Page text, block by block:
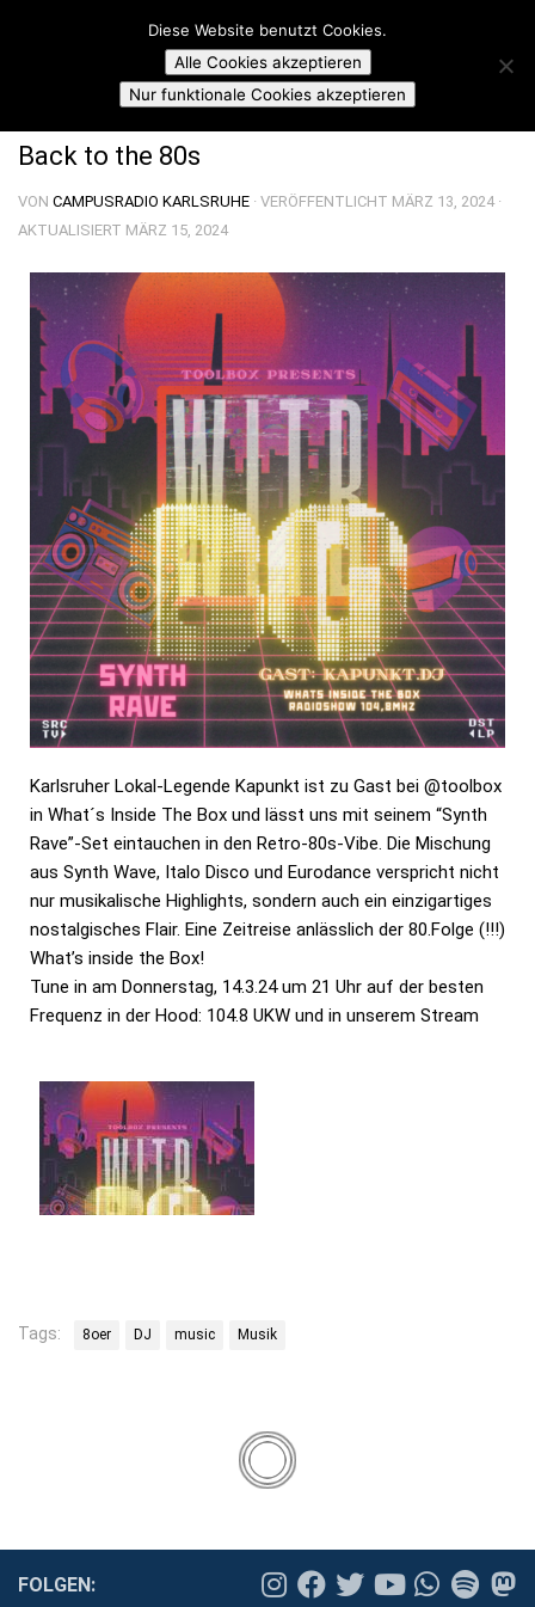
Skip to content
Campusradio Karlsruhe
TOOLBOX: WHAT'S INSIDE THE BOX
Back to the 80s
VON CAMPUSRADIO KARLSRUHE · VERÖFFENTLICHT MÄRZ 13, 2024·
AKTUALISIERT MÄRZ 15, 2024
Karlsruher Lokal-Legende Kapunkt ist zu Gast bei @toolbox
in What´s Inside The Box und lässt uns mit seinem “Synth
Rave”-Set eintauchen in den Retro-80s-Vibe. Die Mischung
aus Synth Wave, Italo Disco und Eurodance verspricht nicht
nur musikalische Highlights, sondern auch ein einzigartiges
nostalgisches Flair. Eine Zeitreise anlässlich der 80.Folge (!!!)
What’s inside the Box!
Tune in am Donnerstag, 14.3.24 um 21 Uhr auf der besten
Frequenz in der Hood: 104.8 UKW und in unserem Stream
Tags: 8oer DJ music Musik
FOLGEN:
Diese Website benutzt Cookies.
Alle Cookies akzeptieren
Nur funktionale Cookies akzeptieren